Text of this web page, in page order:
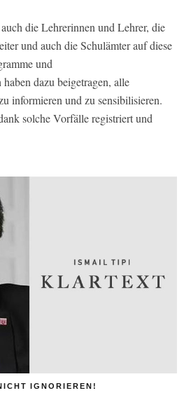
die Lehrerinnen und Lehrer, die
und auch die Schulämter auf diese
und
dazu beigetragen, alle
informieren und zu sensibilisieren.
solche Vorfälle registriert und
IGNORIEREN!